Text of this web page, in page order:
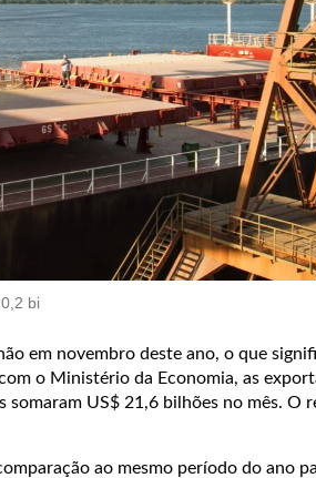
bi
em novembro deste ano, o que
o Ministério da Economia, as
US$ 21,6 bilhões no mês. O
ao mesmo período do ano